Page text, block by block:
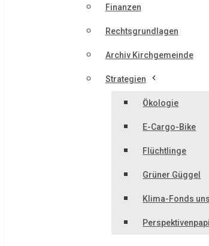
Finanzen
Rechtsgrundlagen
Archiv Kirchgemeinde
Strategien
Ökologie
E-Cargo-Bike
Flüchtlinge
Grüner Güggel
Klima-Fonds